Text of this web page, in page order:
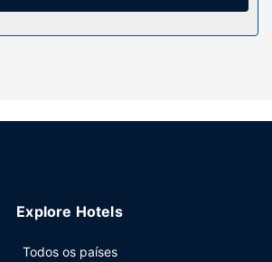
Entre as facilidades adicionais
no Club 19, um restaurante com um
uma bebida refrescante no bar junto à
Explore Hotels
Todos os países